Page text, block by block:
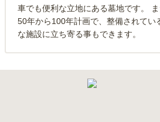
車でも便利な立地にある墓地です。
50年から100年計画で、整備されてい
な施設に立ち寄る事もできます。